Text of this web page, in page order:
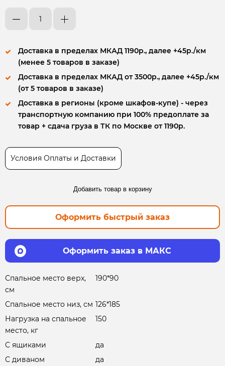
Доставка в пределах МКАД 1190р., далее +45р./км
(менее 5 товаров в заказе)
Доставка в пределах МКАД от 3500р., далее +45р./км
(от 5 товаров в заказе)
Доставка в регионы (кроме шкафов-купе) - через
транспортную компанию при 100% предоплате за
товар + сдача груза в ТК по Москве от 1190р.
Условия Оплаты и Доставки
Добавить товар в корзину
Оформить быстрый заказ
Оформить заказ в МАКС
Спальное место верх,
см
190*90
Спальное место низ, см 126*185
Нагрузка на спальное
место, кг
150
С ящиками
да
С диваном
да